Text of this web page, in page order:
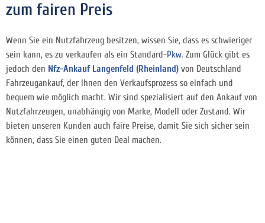
zum fairen Preis
Wenn Sie ein Nutzfahrzeug besitzen, wissen Sie, dass es schwieriger
sein kann, es zu verkaufen als ein Standard-Pkw. Zum Glück gibt es
jedoch den Nfz-Ankauf Langenfeld (Rheinland) von Deutschland
Fahrzeugankauf, der Ihnen den Verkaufsprozess so einfach und
bequem wie möglich macht. Wir sind spezialisiert auf den Ankauf von
Nutzfahrzeugen, unabhängig von Marke, Modell oder Zustand. Wir
bieten unseren Kunden auch faire Preise, damit Sie sich sicher sein
können, dass Sie einen guten Deal machen.